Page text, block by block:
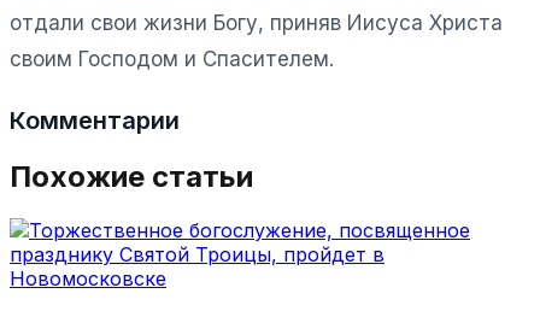
отдали свои жизни Богу, приняв Иисуса Христа
своим Господом и Спасителем.
Комментарии
Похожие статьи